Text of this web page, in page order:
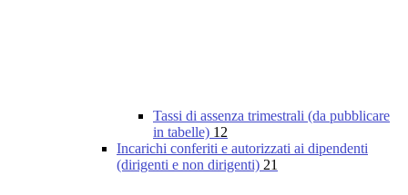
Tassi di assenza trimestrali (da pubblicare
in tabelle) 12
Incarichi conferiti e autorizzati ai dipendenti
(dirigenti e non dirigenti) 21